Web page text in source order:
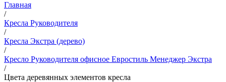
Главная
/
Кресла Руководителя
/
Кресла Экстра (дерево)
/
Кресло Руководителя офисное Евростиль Менеджер Экстра
/
Цвета деревянных элементов кресла